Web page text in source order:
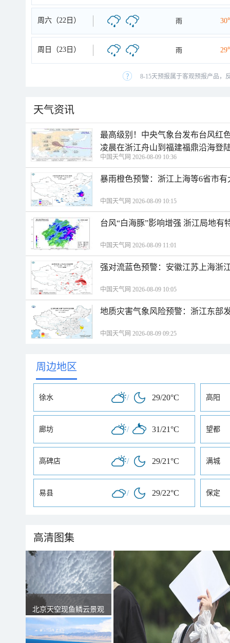
周六（22日） 雨
周日（23日） 雨
8-15天预报属于客观预报产品，
天气资讯
最高级别！中央气象台发布台风红
凌晨在浙江舟山到福建福鼎沿海登
中国天气网 2026-08-09 10:36
暴雨橙色预警：浙江上海等6省市
中国天气网 2026-08-09 10:15
台风“白海豚”影响增强 浙江局地有
中国天气网 2026-08-09 11:01
强对流蓝色预警：安徽江苏上海浙
中国天气网 2026-08-09 10:05
地质灾害气象风险预警：浙江东部
中国天气网 2026-08-09 09:25
周边地区
徐水 / 29/20°C 高阳
廊坊 / 31/21°C 望都
高碑店 / 29/21°C 满城
易县 / 29/22°C 保定
高清图集
北京天空现鱼鳞云景观